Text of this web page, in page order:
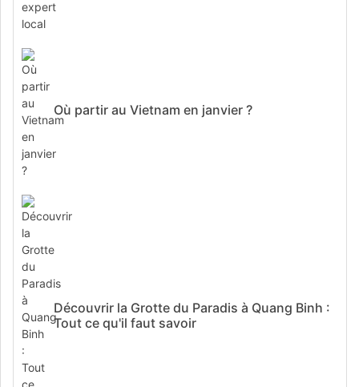
Où partir au Vietnam en janvier ?
Découvrir la Grotte du Paradis à Quang Binh :
Tout ce qu'il faut savoir